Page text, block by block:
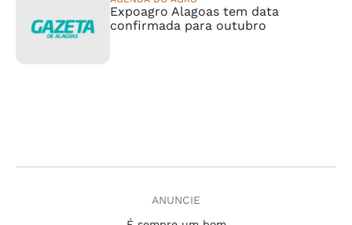
Expoagro Alagoas tem data
confirmada para outubro
ANUNCIE